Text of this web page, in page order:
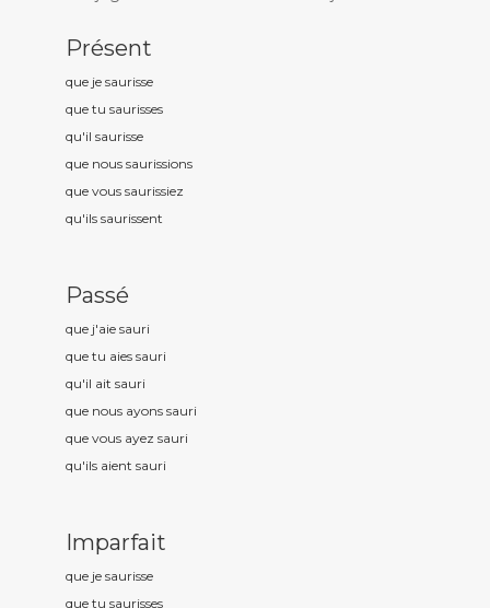
Présent
que je saurisse
que tu saurisses
qu'il saurisse
que nous saurissions
que vous saurissiez
qu'ils saurissent
Passé
que j'aie sauri
que tu aies sauri
qu'il ait sauri
que nous ayons sauri
que vous ayez sauri
qu'ils aient sauri
Imparfait
que je saurisse
que tu saurisses